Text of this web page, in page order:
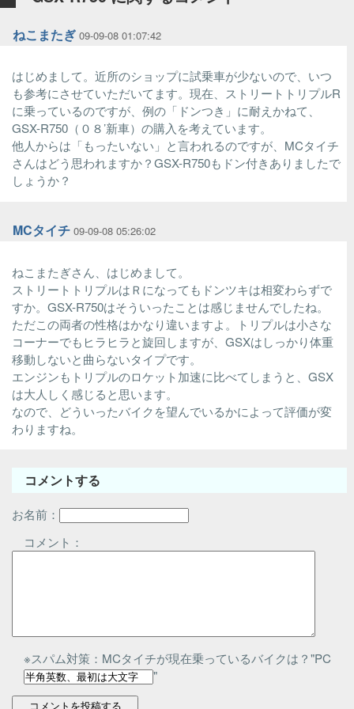
ねこまたぎ 09-09-08 01:07:42
はじめまして。近所のショップに試乗車が少ないので、いつ
も参考にさせていただいてます。現在、ストリートトリプルR
に乗っているのですが、例の「ドンつき」に耐えかねて、
GSX-R750（０８’新車）の購入を考えています。
他人からは「もったいない」と言われるのですが、MCタイチ
さんはどう思われますか？GSX-R750もドン付きありましたで
しょうか？
MCタイチ 09-09-08 05:26:02
ねこまたぎさん、はじめまして。
ストリートトリプルはＲになってもドンツキは相変わらずで
すか。GSX-R750はそういったことは感じませんでしたね。
ただこの両者の性格はかなり違いますよ。トリプルは小さな
コーナーでもヒラヒラと旋回しますが、GSXはしっかり体重
移動しないと曲らないタイプです。
エンジンもトリプルのロケット加速に比べてしまうと、GSX
は大人しく感じると思います。
なので、どういったバイクを望んでいるかによって評価が変
わりますね。
コメントする
お名前：
コメント：
※スパム対策：MCタイチが現在乗っているバイクは？"PC
"